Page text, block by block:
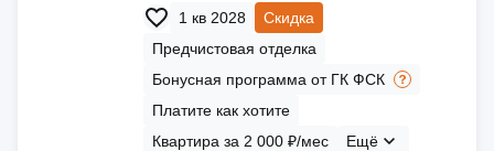
1 кв 2028
Скидка
Предчистовая отделка
Бонусная программа от ГК ФСК
Платите как хотите
Квартира за 2 000 ₽/мес
Ещё